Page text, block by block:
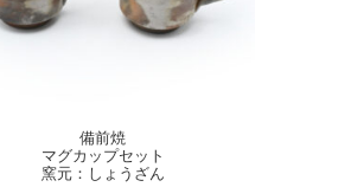
備前焼
マグカップセット
窯元：しょうざん